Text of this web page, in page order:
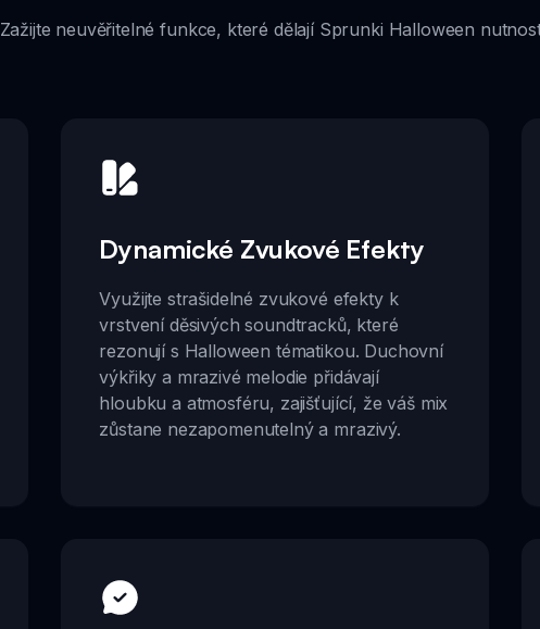
Zažijte neuvěřitelné funkce, které dělají Sprunki Halloween
Dynamické Zvukové Efekty
Využijte strašidelné zvukové efekty k
vrstvení děsivých soundtracků, které
rezonují s Halloween tématikou. Duchovní
výkřiky a mrazivé melodie přidávají
hloubku a atmosféru, zajišťující, že váš mix
zůstane nezapomenutelný a mrazivý.